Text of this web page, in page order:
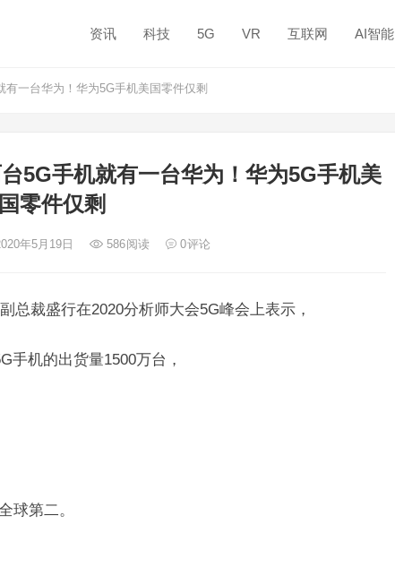
资讯 科技 5G VR 互联网 AI智能
一台华为！华为5G手机美国零件仅剩
5G手机就有一台华为！华为5G手机美
国零件仅剩
年5月19日 586阅读 0评论
总裁盛行在2020分析师大会5G峰会上表示，
手机的出货量1500万台，
球第二。